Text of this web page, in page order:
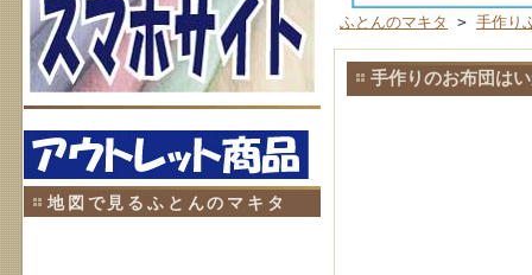
地図で見るふとんのマキタ
ふとんのマキタ > 手作り
手作りのお布団は